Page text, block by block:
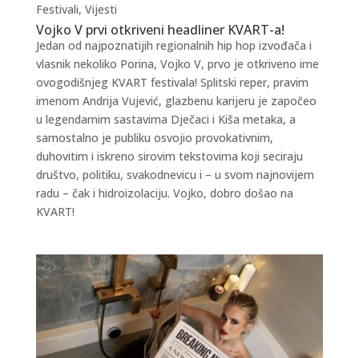
Vojko V prvi otkriveni headliner KVART-a!
Festivali, Vijesti
Jedan od najpoznatijih regionalnih hip hop izvođača i
vlasnik nekoliko Porina, Vojko V, prvo je otkriveno ime
ovogodišnjeg KVART festivala! Splitski reper, pravim
imenom Andrija Vujević, glazbenu karijeru je započeo
u legendarnim sastavima Dječaci i Kiša metaka, a
samostalno je publiku osvojio provokativnim,
duhovitim i iskreno sirovim tekstovima koji seciraju
društvo, politiku, svakodnevicu i – u svom najnovijem
radu – čak i hidroizolaciju. Vojko, dobro došao na
KVART!